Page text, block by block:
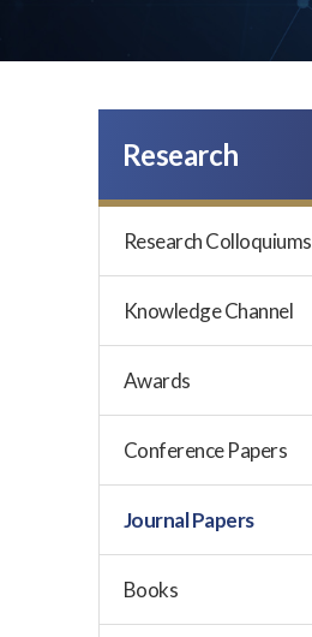
Research
Research Colloquiums
Knowledge Channel
Awards
Conference Papers
Journal Papers
Books